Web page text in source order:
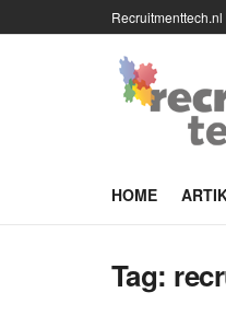
Recruitmenttech.nl
HOME
Tag: